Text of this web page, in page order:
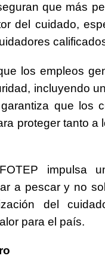
que más
del cuidado,
los empleos
incluyendo
que los
proteger tanto a
impulsa
a pescar y no
del
para el país.